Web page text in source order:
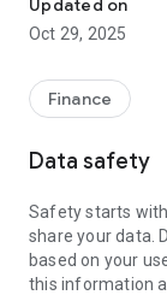
資產管理更安全
3.掌握脈動，投資
4.加值功能，凱基
多檔基金績效比
眾多面向搜尋功
下單操作簡單順
7.庫存監控，設
「雲監控」設定
Updated on
Oct 29, 2025
Finance
Data safety
Safety starts
share your data.
based on your
this information